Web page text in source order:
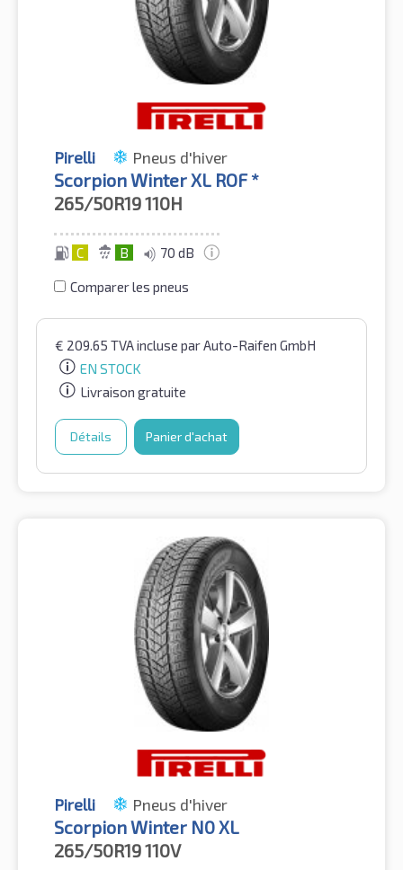
Pirelli Pneus d'hiver
Scorpion Winter XL ROF *
265/50R19110H
C B 70 dB
Comparer les pneus
€ 209.65 TVA incluse par Auto-Raifen GmbH
EN STOCK
Livraison gratuite
Détails Panier d'achat
Pirelli Pneus d'hiver
Scorpion Winter N0 XL
265/50R19110V